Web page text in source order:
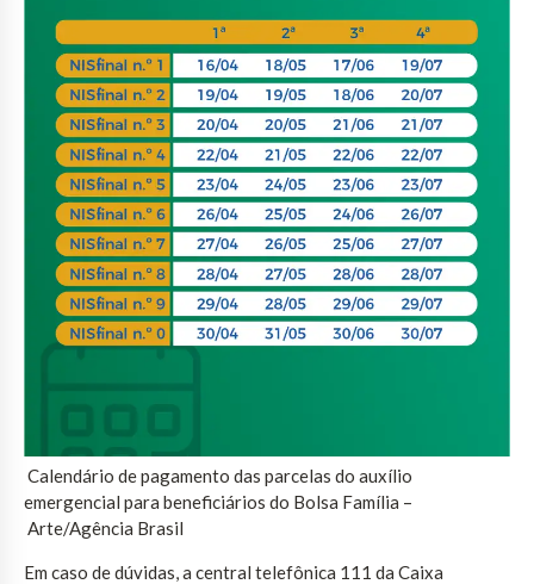
Calendário de pagamento das parcelas do auxílio
emergencial para beneficiários do Bolsa Família –
Arte/Agência Brasil
Em caso de dúvidas, a central telefônica 111 da Caixa